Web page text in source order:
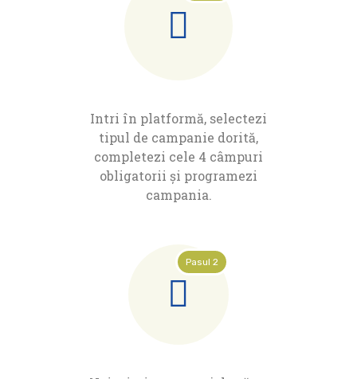
Intri în platformă, selectezi
tipul de campanie dorită,
completezi cele 4 câmpuri
obligatorii și programezi
campania.
Pasul 2